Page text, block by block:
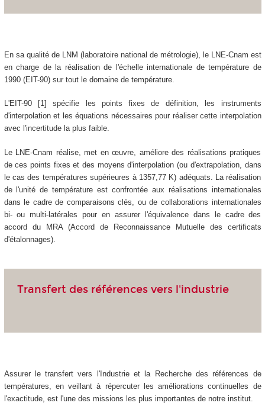
En sa qualité de LNM (laboratoire national de métrologie), le LNE-Cnam est
en charge de la réalisation de l'échelle internationale de température de
1990 (EIT-90) sur tout le domaine de température.
L'EIT-90 [1] spécifie les points fixes de définition, les instruments
d'interpolation et les équations nécessaires pour réaliser cette interpolation
avec l'incertitude la plus faible.
Le LNE-Cnam réalise, met en œuvre, améliore des réalisations pratiques
de ces points fixes et des moyens d'interpolation (ou d'extrapolation, dans
le cas des températures supérieures à 1357,77 K) adéquats. La réalisation
de l'unité de température est confrontée aux réalisations internationales
dans le cadre de comparaisons clés, ou de collaborations internationales
bi- ou multi-latérales pour en assurer l'équivalence dans le cadre des
accord du MRA (Accord de Reconnaissance Mutuelle des certificats
d'étalonnages).
Transfert des références vers l'industrie
Assurer le transfert vers l'Industrie et la Recherche des références de
températures, en veillant à répercuter les améliorations continuelles de
l'exactitude, est l'une des missions les plus importantes de notre institut.